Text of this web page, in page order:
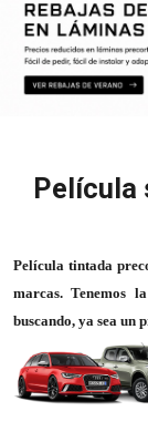
Película
Película tintada
marcas. Tenemos
buscando, ya sea un